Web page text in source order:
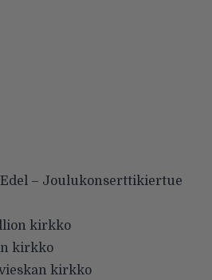
– Joulukonserttikiertue
kirkko
kirkko
kirkko